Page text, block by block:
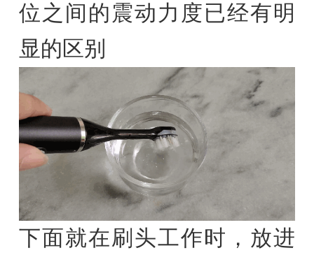
位之间的震动力度已经有明
显的区别
下面就在刷头工作时，放进